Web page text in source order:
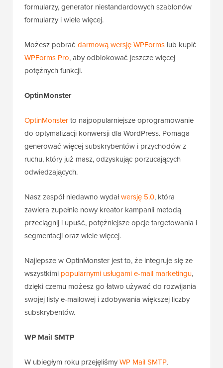
formularzy, generator niestandardowych szablonów
formularzy i wiele więcej.
Możesz pobrać darmową wersję WPForms lub kupić
WPForms Pro, aby odblokować jeszcze więcej
potężnych funkcji.
OptinMonster
OptinMonsterto najpopularniejsze oprogramowanie
do optymalizacji konwersji dla WordPress. Pomaga
generować więcej subskrybentów i przychodów z
ruchu, który już masz, odzyskując porzucających
odwiedzających.
Nasz zespół niedawno wydałwersję 5.0, która
zawiera zupełnie nowy kreator kampanii metodą
przeciągnij i upuść, potężniejsze opcje targetowania i
segmentacji oraz wiele więcej.
Najlepsze w OptinMonster jest to, że integruje się ze
wszystkimi popularnymi usługami e-mail marketingu,
dzięki czemu możesz go łatwo używać do rozwijania
swojej listy e-mailowej i zdobywania większej liczby
subskrybentów.
WP Mail SMTP
W ubiegłym roku przejęliśmyWP Mail SMTP,